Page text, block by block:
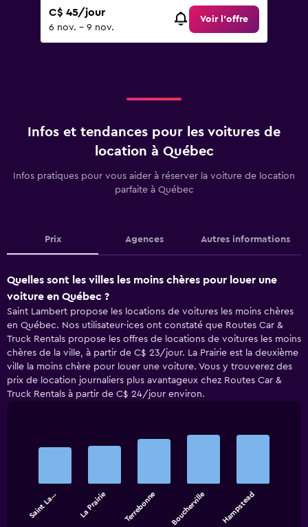
C$ 45/jour
6 nov. - 9 nov.
Voir l’offre
Infos et tendances pour les voitures de
location à Québec
Infos pratiques pour vous aider à réserver la voiture de location
parfaite à Québec
Prix Agences Autres informations
Quelles sont les villes les moins chères pour louer une
voiture en Québec ?
Saint Lambert propose les locations de voitures les moins chères
en Québec. Nos utilisateur·ices ont constaté que Routes Car &
Truck Rentals propose les offres de locations de voitures les moins
chères de la ville, à partir de C$ 23/jour. La Prairie est la deuxième
ville la moins chère pour louer une voiture. Vous y trouverez des
prix de location journaliers plus avantageux chez Routes Car &
Truck Rentals à partir de C$ 24/jour environ.
chart
bars.
The
graphic.
Saint La… La Prairie Terrebonne Boucherville Hampstead